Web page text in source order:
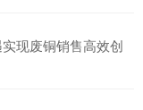
现废铜销售高效创